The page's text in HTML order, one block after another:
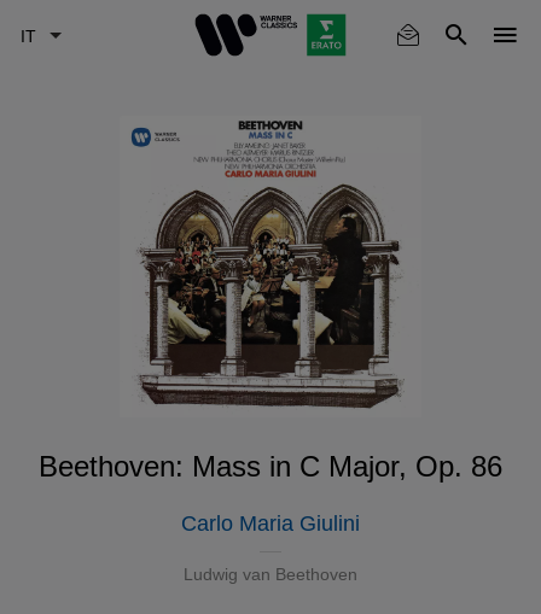
Beethoven: Mass in C Major, Op. 86
Carlo Maria Giulini
Ludwig van Beethoven